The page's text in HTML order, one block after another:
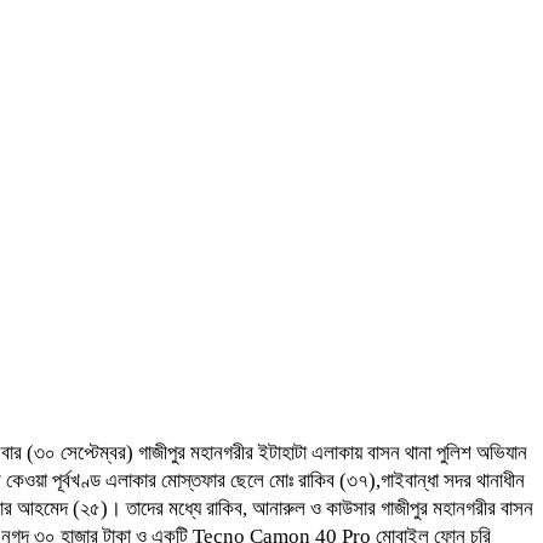
সেপ্টেম্বর) গাজীপুর মহানগরীর ইটাহাটা এলাকায় বাসন থানা পুলিশ অভিযান
পূর্বখণ্ড এলাকার মোস্তফার ছেলে মোঃ রাকিব (৩৭),গাইবান্ধা সদর থানাধীন
আহমেদ (২৫)। তাদের মধ্যে রাকিব, আনারুল ও কাউসার গাজীপুর মহানগরীর বাসন
নগদ ৩০ হাজার টাকা ও একটি Tecno Camon 40 Pro মোবাইল ফোন চুরি